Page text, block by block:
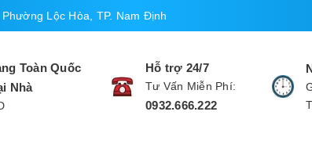
Lộc Hòa, TP. Nam Định
Toàn Quốc
Nhà
Hỗ trợ 24/7
Tư Vấn Miễn Phí:
0932.666.222